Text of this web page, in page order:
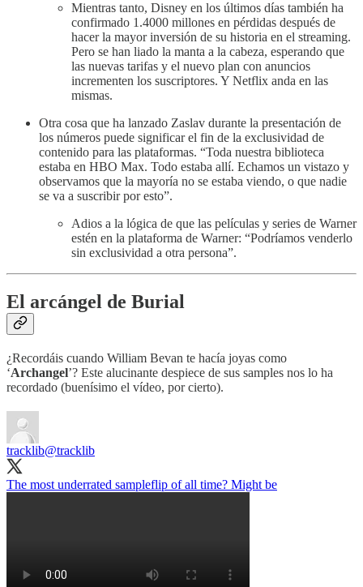
Mientras tanto, Disney en los últimos días también ha
confirmado 1.4000 millones en pérdidas después de
hacer la mayor inversión de su historia en el streaming.
Pero se han liado la manta a la cabeza, esperando que
las nuevas tarifas y el nuevo plan con anuncios
incrementen los suscriptores. Y Netflix anda en las
mismas.
Otra cosa que ha lanzado Zaslav durante la presentación de
los números puede significar el fin de la exclusividad de
contenido para las plataformas. “Toda nuestra biblioteca
estaba en HBO Max. Todo estaba allí. Echamos un vistazo y
observamos que la mayoría no se estaba viendo, o que nadie
se va a suscribir por esto”.
Adios a la lógica de que las películas y series de Warner
estén en la plataforma de Warner: “Podríamos venderlo
sin exclusividad a otra persona”.
El arcángel de Burial
¿Recordáis cuando William Bevan te hacía joyas como
‘Archangel’? Este alucinante despiece de sus samples nos lo ha
recordado (buenísimo el vídeo, por cierto).
tracklib@tracklib
The most underrated sampleflip of all time? Might be